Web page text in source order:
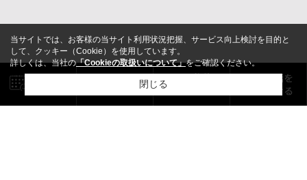
当サイトでは、お客様の当サイト利用状況把握、サービス向上検討を目的と
して、クッキー（Cookie）を使用しています。
詳しくは、当社の「Cookieの取扱いについて」をご確認ください。
閉じる